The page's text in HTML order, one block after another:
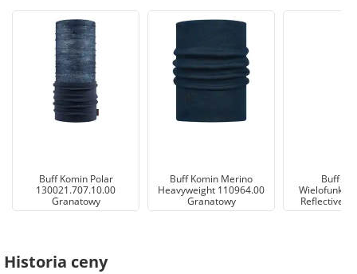
Buff Komin Polar
130021.707.10.00
Granatowy
Buff Komin Merino
Heavyweight 110964.00
Granatowy
Buff
Reflective
Historia ceny